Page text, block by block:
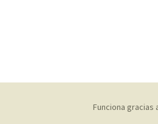
Funciona gracias